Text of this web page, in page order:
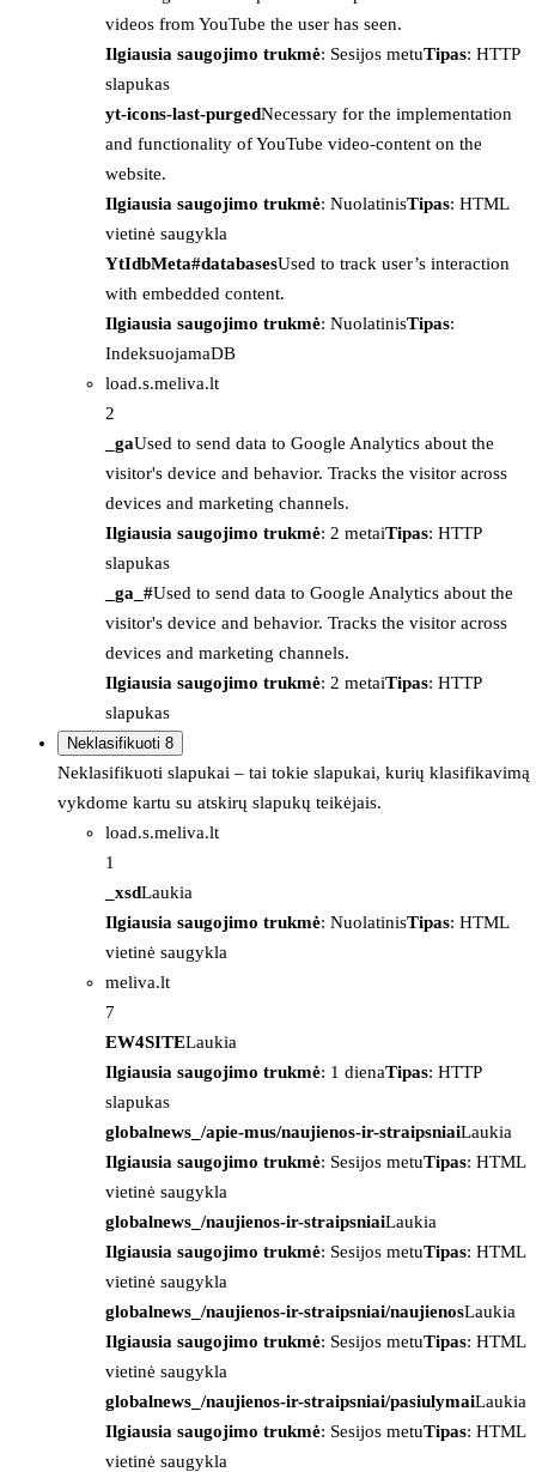
videos from YouTube the user has seen.
Ilgiausia saugojimo trukmė: Sesijos metuTipas: HTTP
slapukas
yt-icons-last-purgedNecessary for the implementation
and functionality of YouTube video-content on the
website.
Ilgiausia saugojimo trukmė: NuolatinisTipas: HTML
vietinė saugykla
YtIdbMeta#databasesUsed to track user’s interaction
with embedded content.
Ilgiausia saugojimo trukmė: NuolatinisTipas:
IndeksuojamaDB
load.s.meliva.lt
2
_gaUsed to send data to Google Analytics about the
visitor's device and behavior. Tracks the visitor across
devices and marketing channels.
Ilgiausia saugojimo trukmė: 2 metaiTipas: HTTP
slapukas
_ga_#Used to send data to Google Analytics about the
visitor's device and behavior. Tracks the visitor across
devices and marketing channels.
Ilgiausia saugojimo trukmė: 2 metaiTipas: HTTP
slapukas
Neklasifikuoti 8
Neklasifikuoti slapukai – tai tokie slapukai, kurių klasifikavimą
vykdome kartu su atskirų slapukų teikėjais.
load.s.meliva.lt
1
_xsdLaukia
Ilgiausia saugojimo trukmė: NuolatinisTipas: HTML
vietinė saugykla
meliva.lt
7
EW4SITELaukia
Ilgiausia saugojimo trukmė: 1 dienaTipas: HTTP
slapukas
globalnews_/apie-mus/naujienos-ir-straipsniaiLaukia
Ilgiausia saugojimo trukmė: Sesijos metuTipas: HTML
vietinė saugykla
globalnews_/naujienos-ir-straipsniaiLaukia
Ilgiausia saugojimo trukmė: Sesijos metuTipas: HTML
vietinė saugykla
globalnews_/naujienos-ir-straipsniai/naujienosLaukia
Ilgiausia saugojimo trukmė: Sesijos metuTipas: HTML
vietinė saugykla
globalnews_/naujienos-ir-straipsniai/pasiulymaiLaukia
Ilgiausia saugojimo trukmė: Sesijos metuTipas: HTML
vietinė saugykla